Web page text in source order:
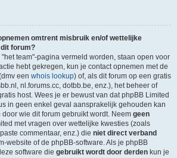
omtrent misbruik en/of wettelijke
forum?
team"-pagina vermeld worden, staan open voor
hebt gekregen, kun je contact opnemen met de
een whois lookup) of, als dit forum op een gratis
nl.forums.cc, dotbb.be, enz.), het beheer of
host. Wees je er bewust van dat phpBB Limited
in geen enkel geval aansprakelijk gehouden kan
wie dit forum gebruikt wordt. Neem geen
met vragen over wettelijke kwesties (zoals
commentaar, enz.) die niet direct verband
website of de phpBB-software. Als je phpBB
software die gebruikt wordt door derden kun je